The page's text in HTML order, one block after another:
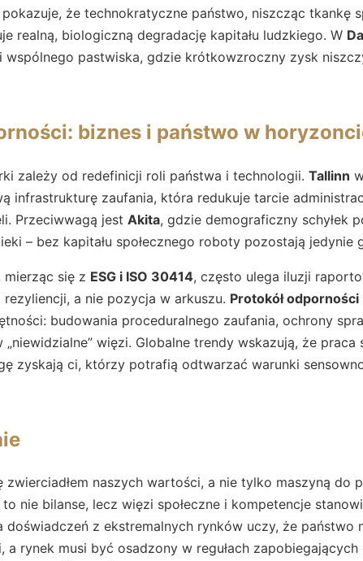
pokazuje, że technokratyczne państwo, niszcząc tkankę
realną, biologiczną degradację kapitału ludzkiego. W
pastwiska, gdzie krótkowzroczny zysk
biznes i państwo w
zależy od redefinicji roli państwa i technologii. Tallinn
infrastrukturę zaufania, która redukuje tarcie
Przeciwwagą jest Akita, gdzie demograficzny schyłek
– bez kapitału społecznego roboty pozostają jedynie
mierząc się z ESG i ISO 30414, często ulega iluzji
a nie pozycja w arkuszu. Protokół odporności
budowania proceduralnego zaufania, ochrony
więzi. Globalne trendy wskazują, że praca
zyskają ci, którzy potrafią odtwarzać warunki
zwierciadłem naszych wartości, a nie tylko maszyną do
nie bilanse, lecz więzi społeczne i kompetencje
doświadczeń z ekstremalnych rynków uczy, że państwo
a rynek musi być osadzony w regułach